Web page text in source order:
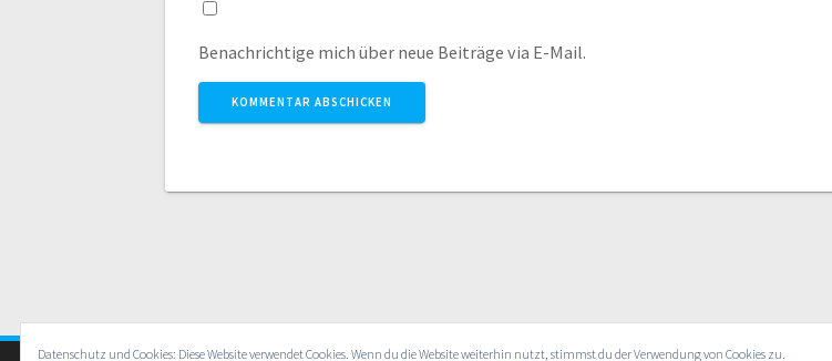
Benachrichtige mich über neue Beiträge via E-Mail.
Datenschutz und Cookies: Diese Website verwendet Cookies. Wenn du die Website weiterhin nutzt, stimmst du der Verwendung von Cookies zu.